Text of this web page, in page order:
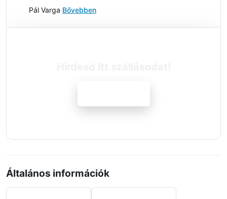
Pál Varga·Bővebben
Általános információk